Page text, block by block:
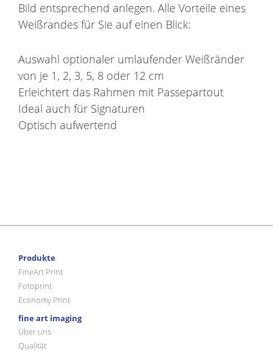
Bild entsprechend anlegen. Alle Vorteile eines
Weißrandes für Sie auf einen Blick:
Auswahl optionaler umlaufender Weißränder
von je 1, 2, 3, 5, 8 oder 12 cm
Erleichtert das Rahmen mit Passepartout
Ideal auch für Signaturen
Optisch aufwertend
Produkte
FineArt Print
Fotoprint
Economy Print
fine art imaging
Über uns
Qualität